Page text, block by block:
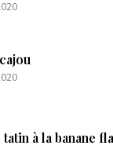
à la banane